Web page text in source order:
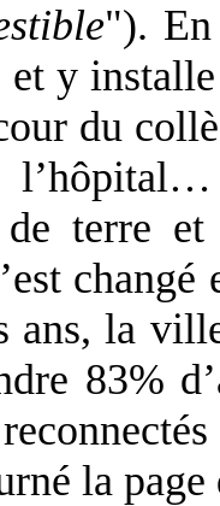
"). En
y
du
terre et
la
83%
la